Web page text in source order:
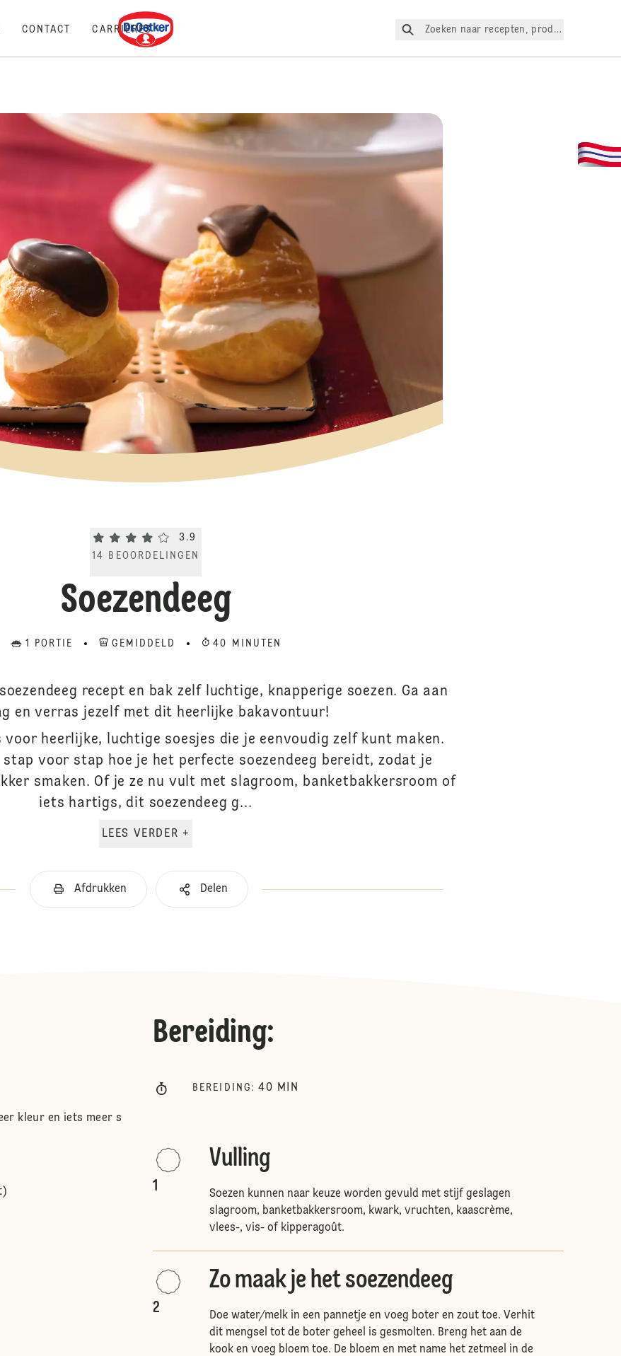
CONTACT CARRIÈRES
Dr. Oetker
Zoeken naar recepten, producten, enz.
Current rating 3.9. Click to rate.
3.9
14
BEOORDELINGEN
Soezendeeg
1 PORTIE GEMIDDELD 40 MINUTEN
recept en bak zelf luchtige, knapperige soezen. Ga aan
en verras jezelf met dit heerlijke bakavontuur!
voor heerlijke, luchtige soesjes die je eenvoudig zelf kunt maken.
voor stap hoe je het perfecte soezendeeg bereidt, zodat je
smaken. Of je ze nu vult met slagroom, banketbakkersroom of
iets hartigs, dit soezendeeg g...
LEES VERDER +
Afdrukken Delen
kleur en iets meer s
Bereiding:
BEREIDING : 40 MIN
1
Vulling
Soezen kunnen naar keuze worden gevuld met stijf geslagen
slagroom, banketbakkersroom, kwark, vruchten, kaascrème,
vlees-, vis- of kipperagoût.
2
Zo maak je het soezendeeg
Doe water/melk in een pannetje en voeg boter en zout toe. Verhit
dit mengsel tot de boter geheel is gesmolten. Breng het aan de
kook en voeg bloem toe. De bloem en met name het zetmeel in de